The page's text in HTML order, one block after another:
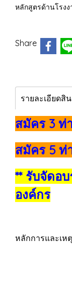
หลักสูตรด้านโรง
Share
รายละเอียดสิ
สมัคร 3 ท่
สมัคร 5 ท่
** รับจัดอ
องค์กร
หลักการและเห